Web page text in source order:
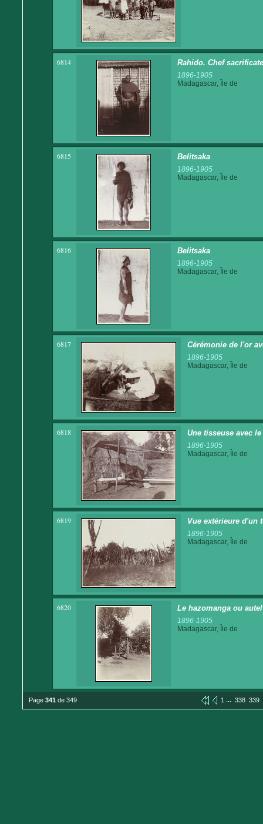
6814 Rahido. Chef
1896-1905
Madagascar, Île de
6815 Belitsaka
1896-1905
Madagascar, Île de
6816 Belitsaka
1896-1905
Madagascar, Île de
6817 Cérémonie de l'or
1896-1905
Madagascar, Île de
6818 Une tisseuse avec
1896-1905
Madagascar, Île de
6819 Vue extérieure d'un
1896-1905
Madagascar, Île de
6820 Le hazomanga ou
1896-1905
Madagascar, Île de
Page 341 de 349 1 ... 338 339